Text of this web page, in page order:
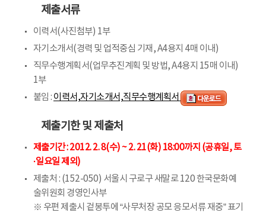
제출서류
이력서(사진첨부) 1부
자기소개서(경력 및 업적중심 기재, A4용지 4매 이내)
직무수행계획서(업무추진계획 및 방법, A4용지 15매 이내)
1부
붙임 : 이력서,자기소개서,직무수행계획서
제출기한 및 제출처
제출기간 : 2012. 2. 8(수) ~ 2. 21(화) 18:00까지 (공휴일, 토
·일요일 제외)
제출처 : (152-050) 서울시 구로구 새말로 120 한국문화예
술위원회 경영인사부
※ 우편 제출시 겉봉투에 “사무처장 공모 응모서류 재중” 표기